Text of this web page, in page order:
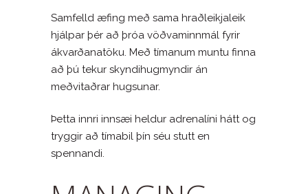
Samfelld æfing með sama hraðleikjaleik
hjálpar þér að þróa vöðvaminnmál fyrir
ákvarðanatöku. Með tímanum muntu finna
að þú tekur skyndihugmyndir án
meðvitaðrar hugsunar.
Þetta innri innsæi heldur adrenalíni hátt og
tryggir að tímabil þín séu stutt en
spennandi.